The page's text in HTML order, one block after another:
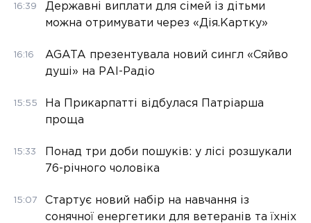
16:39
Державні виплати для сімей із дітьми
можна отримувати через «Дія.Картку»
16:16
AGATA презентувала новий сингл «Сяйво
душі» на РАІ-Радіо
15:55
На Прикарпатті відбулася Патріарша
проща
15:33
Понад три доби пошуків: у лісі розшукали
76-річного чоловіка
15:07
Стартує новий набір на навчання із
сонячної енергетики для ветеранів та їхніх